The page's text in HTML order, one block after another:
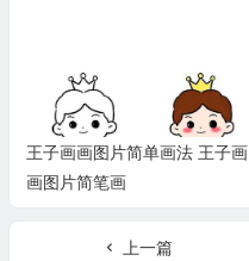
王子画画图片简单画法 王子画
画图片简笔画
上一篇